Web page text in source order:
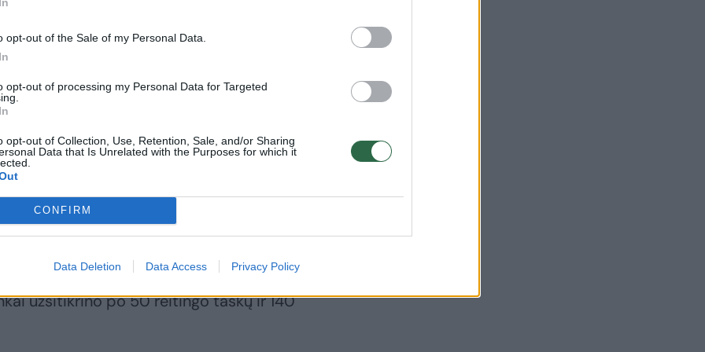
opt-out of the Sale of my Personal Data.
opt-out of processing my Personal Data for Targeted
opt-out of Collection, Use, Retention, Sale, and/or Sharing
Data that Is Unrelated with the Purposes for which it
CONFIRM
Data Deletion Data Access Privacy Policy
Filsas (ATP-24) pirmajame 6:4,
Learneriu Tienu (ATP-191).
Menšikas (ATP-65) turnyrą pradėjo
Felixą Augerį-Aliassime‘ą (ATP-19).
Stefanosui Tsitsipui (ATP-11), kuris
Thanasio Kokkinakio (ATP-86)
užsitikrino po 50 reitingo taškų ir 140